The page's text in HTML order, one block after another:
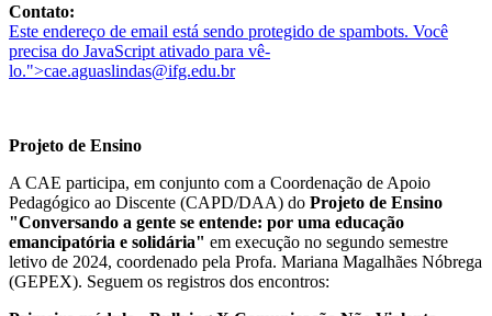
Contato:
Este endereço de email está sendo protegido de spambots. Você
precisa do JavaScript ativado para vê-
lo.">cae.aguaslindas@ifg.edu.br
Projeto de Ensino
A CAE participa, em conjunto com a Coordenação de Apoio
Pedagógico ao Discente (CAPD/DAA) do Projeto de Ensino
"Conversando a gente se entende: por uma educação
emancipatória e solidária" em execução no segundo semestre
letivo de 2024, coordenado pela Profa. Mariana Magalhães Nóbrega
(GEPEX). Seguem os registros dos encontros: